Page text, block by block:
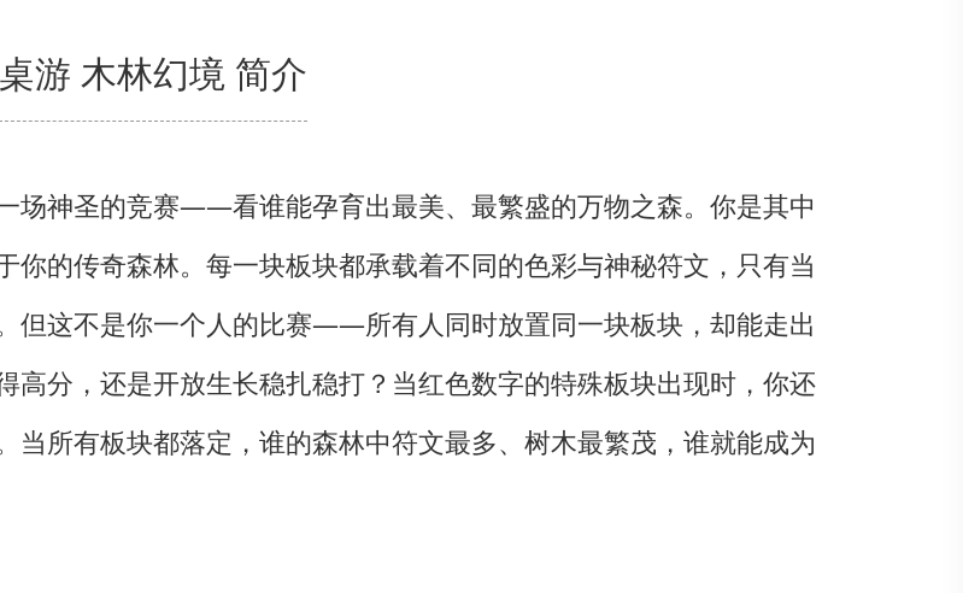
桌游 木林幻境 简介
场神圣的竞赛——看谁能孕育出最美、最繁盛的万物之森。你是其中
你的传奇森林。每一块板块都承载着不同的色彩与神秘符文，只有当
但这不是你一个人的比赛——所有人同时放置同一块板块，却能走出
高分，还是开放生长稳扎稳打？当红色数字的特殊板块出现时，你还
当所有板块都落定，谁的森林中符文最多、树木最繁茂，谁就能成为